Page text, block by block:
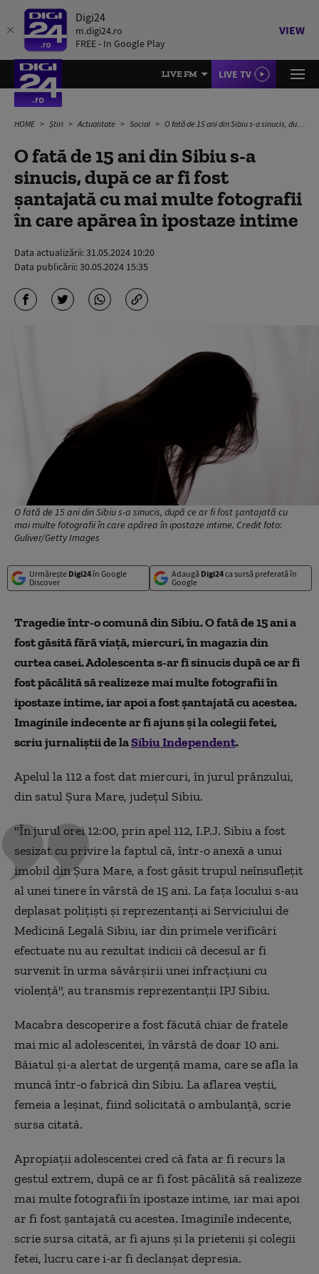
Digi24
m.digi24.ro
FREE - In Google Play
VIEW
LIVE FM LIVE TV
HOME Știri Actualitate Social O fată de 15 ani din Sibiu s-a sinucis, după ce ar fi fost șantajată cu mai multe fotografii în care apărea în ipostaze intime
O fată de 15 ani din Sibiu s-a
sinucis, după ce ar fi fost
șantajată cu mai multe fotografii
în care apărea în ipostaze intime
Data actualizării:31.05.2024 10:20
Data publicării:30.05.2024 15:35
O fată de 15 ani din Sibiu s-a sinucis, după ce ar fi fost șantajată cu
mai multe fotografii în care apărea în ipostaze intime. Credit foto:
Guliver/Getty Images
Urmărește Digi24în Google
Discover
Adaugă Digi24ca sursă preferată în
Google
Tragedie într-o comună din Sibiu. O fată de 15 ani a
fost găsită fără viață, miercuri, în magazia din
curtea casei. Adolescenta s-ar fi sinucis după ce ar fi
fost păcălită să realizeze mai multe fotografii în
ipostaze intime, iar apoi a fost șantajată cu acestea.
Imaginile indecente ar fi ajuns și la colegii fetei,
scriu jurnaliștii de laSibiu Independent.
Apelul la 112 a fost dat miercuri, în jurul prânzului,
din satul Șura Mare, județul Sibiu.
"În jurul orei 12:00, prin apel 112, I.P.J. Sibiu a fost
sesizat cu privire la faptul că, într-o anexă a unui
imobil din Șura Mare, a fost găsit trupul neînsuflețit
al unei tinere în vârstă de 15 ani. La fața locului s-au
deplasat polițiști și reprezentanți ai Serviciului de
Medicină Legală Sibiu, iar din primele verificări
efectuate nu au rezultat indicii că decesul ar fi
survenit în urma săvârșirii unei infracțiuni cu
violență", au transmis reprezentanții IPJ Sibiu.
Macabra descoperire a fost făcută chiar de fratele
mai mic al adolescentei, în vârstă de doar 10 ani.
Băiatul și-a alertat de urgență mama, care se afla la
muncă într-o fabrică din Sibiu. La aflarea veștii,
femeia a leșinat, fiind solicitată o ambulanță, scrie
sursa citată.
Apropiații adolescentei cred că fata ar fi recurs la
gestul extrem, după ce ar fi fost păcălită să realizeze
mai multe fotografii în ipostaze intime, iar mai apoi
ar fi fost șantajată cu acestea. Imaginile indecente,
scrie sursa citată, ar fi ajuns și la prietenii și colegii
fetei, lucru care i-ar fi declanșat depresia.